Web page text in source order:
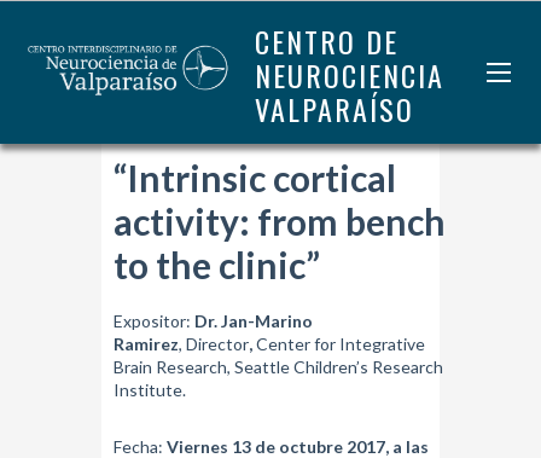
CENTRO DE
NEUROCIENCIA
VALPARAÍSO
“Intrinsic cortical
activity: from bench
to the clinic”
Expositor: Dr. Jan-Marino
Ramirez, Director,Center for Integrative
Brain Research, Seattle Children’s Research
Institute.
Fecha: Viernes 13 de octubre 2017, a las